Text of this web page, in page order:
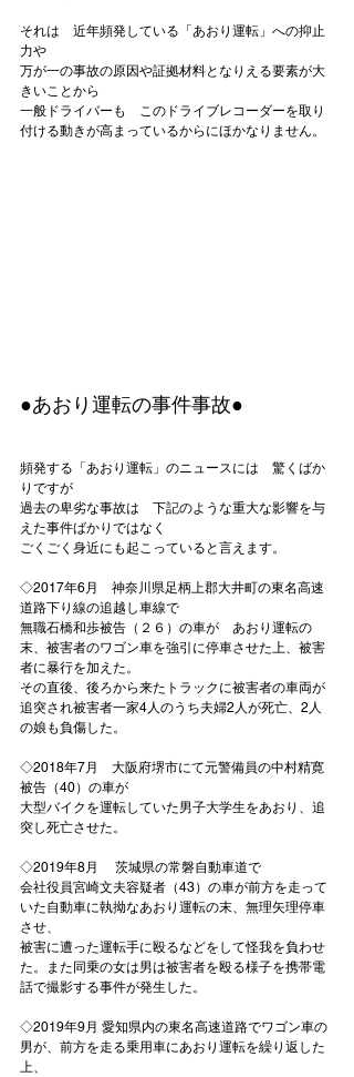
それは　近年頻発している「あおり運転」への抑止
力や
万が一の事故の原因や証拠材料となりえる要素が大
きいことから
一般ドライバーも　このドライブレコーダーを取り
付ける動きが高まっているからにほかなりません。
●あおり運転の事件事故●
頻発する「あおり運転」のニュースには　驚くばか
りですが
過去の卑劣な事故は　下記のような重大な影響を与
えた事件ばかりではなく
ごくごく身近にも起こっていると言えます。
◇2017年6月　神奈川県足柄上郡大井町の東名高速
道路下り線の追越し車線で
無職石橋和歩被告（２６）の車が　あおり運転の
末、被害者のワゴン車を強引に停車させた上、被害
者に暴行を加えた。
その直後、後ろから来たトラックに被害者の車両が
追突され被害者一家4人のうち夫婦2人が死亡、2人
の娘も負傷した。
◇2018年7月　大阪府堺市にて元警備員の中村精寛
被告（40）の車が
大型バイクを運転していた男子大学生をあおり、追
突し死亡させた。
◇2019年8月　 茨城県の常磐自動車道で
会社役員宮崎文夫容疑者（43）の車が前方を走って
いた自動車に執拗なあおり運転の末、無理矢理停車
させ、
被害に遭った運転手に殴るなどをして怪我を負わせ
た。また同乗の女は男は被害者を殴る様子を携帯電
話で撮影する事件が発生した。
◇2019年9月 愛知県内の東名高速道路でワゴン車の
男が、前方を走る乗用車にあおり運転を繰り返した
上、